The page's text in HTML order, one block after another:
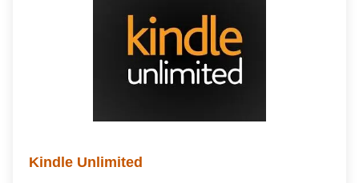
Kindle Unlimited